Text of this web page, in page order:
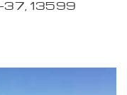
13599